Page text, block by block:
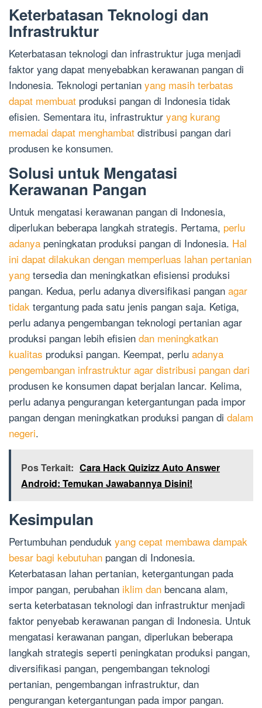
Keterbatasan Teknologi dan
Infrastruktur
Keterbatasan teknologi dan infrastruktur juga menjadi
faktor yang dapat menyebabkan kerawanan pangan di
Indonesia. Teknologi pertanian yang masih terbatas
dapat membuat produksi pangan di Indonesia tidak
efisien. Sementara itu, infrastruktur yang kurang
memadai dapat menghambat distribusi pangan dari
produsen ke konsumen.
Solusi untuk Mengatasi
Kerawanan Pangan
Untuk mengatasi kerawanan pangan di Indonesia,
diperlukan beberapa langkah strategis. Pertama, perlu
adanya peningkatan produksi pangan di Indonesia. Hal
ini dapat dilakukan dengan memperluas lahan pertanian
yang tersedia dan meningkatkan efisiensi produksi
pangan. Kedua, perlu adanya diversifikasi pangan agar
tidak tergantung pada satu jenis pangan saja. Ketiga,
perlu adanya pengembangan teknologi pertanian agar
produksi pangan lebih efisien dan meningkatkan
kualitas produksi pangan. Keempat, perlu adanya
pengembangan infrastruktur agar distribusi pangan dari
produsen ke konsumen dapat berjalan lancar. Kelima,
perlu adanya pengurangan ketergantungan pada impor
pangan dengan meningkatkan produksi pangan di dalam
negeri.
Pos Terkait: Cara Hack Quizizz Auto Answer
Android: Temukan Jawabannya Disini!
Kesimpulan
Pertumbuhan penduduk yang cepat membawa dampak
besar bagi kebutuhan pangan di Indonesia.
Keterbatasan lahan pertanian, ketergantungan pada
impor pangan, perubahan iklim dan bencana alam,
serta keterbatasan teknologi dan infrastruktur menjadi
faktor penyebab kerawanan pangan di Indonesia. Untuk
mengatasi kerawanan pangan, diperlukan beberapa
langkah strategis seperti peningkatan produksi pangan,
diversifikasi pangan, pengembangan teknologi
pertanian, pengembangan infrastruktur, dan
pengurangan ketergantungan pada impor pangan.